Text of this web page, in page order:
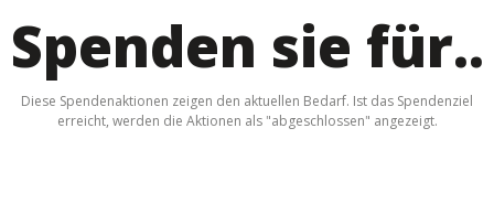
Spenden sie für..
Diese Spendenaktionen zeigen den aktuellen Bedarf. Ist das Spendenziel
erreicht, werden die Aktionen als "abgeschlossen" angezeigt.